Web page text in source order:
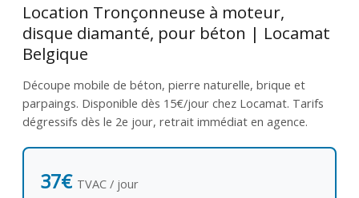
Location Tronçonneuse à moteur,
disque diamanté, pour béton | Locamat
Belgique
Découpe mobile de béton, pierre naturelle, brique et
parpaings. Disponible dès 15€/jour chez Locamat. Tarifs
dégressifs dès le 2e jour, retrait immédiat en agence.
37€ TVAC / jour